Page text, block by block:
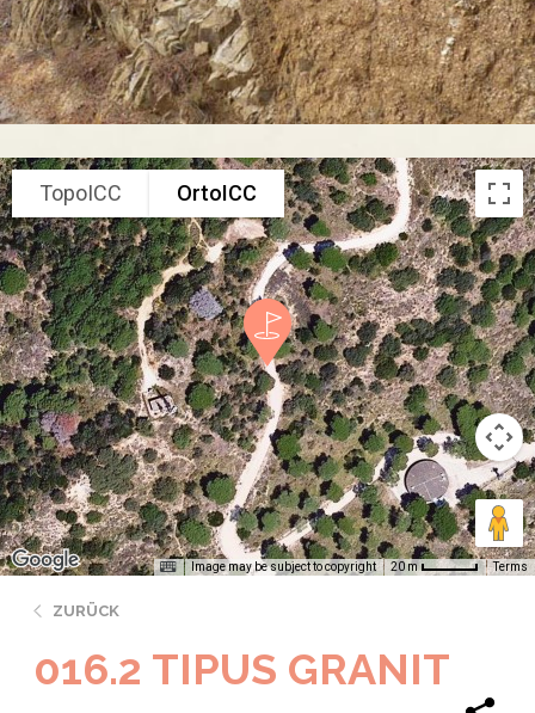
TopoICC OrtoICC
Image may be subject to copyright 20 m Terms
ZURÜCK
016.2 TIPUS GRANIT